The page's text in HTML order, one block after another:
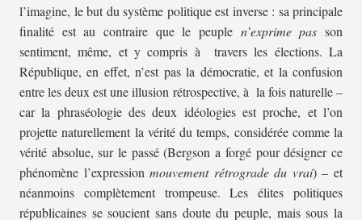
l’imagine, le but du système politique est inverse : sa principale
finalité est au contraire que le peuple n’exprime pas son
sentiment, même, et y compris à travers les élections. La
République, en effet, n’est pas la démocratie, et la confusion
entre les deux est une illusion rétrospective, à la fois naturelle –
car la phraséologie des deux idéologies est proche, et l’on
projette naturellement la vérité du temps, considérée comme la
vérité absolue, sur le passé (Bergson a forgé pour désigner ce
phénomène l’expressionmouvement rétrograde du vrai) – et
néanmoins complètement trompeuse. Les élites politiques
républicaines se soucient sans doute du peuple, mais sous la